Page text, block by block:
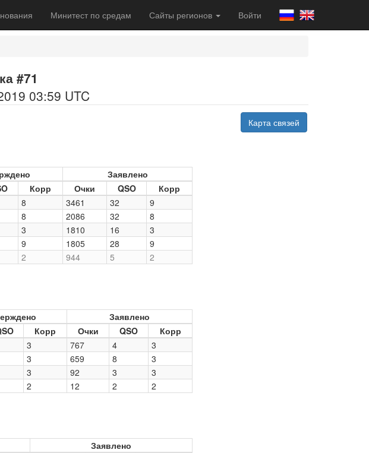
Минитест по средам Сайты регионов Войти
#71
03:59 UTC
Карта связей
Заявлено
Корр Очки QSO
Корр
8 3461 32
9
8 2086 32
8
3 1810 16
3
9 1805 28
9
2 944 5 2
Заявлено
Корр Очки QSO
Корр
3 767 4
3
3 659 8
3
3 92 3
3
2 12 2 2
Заявлено